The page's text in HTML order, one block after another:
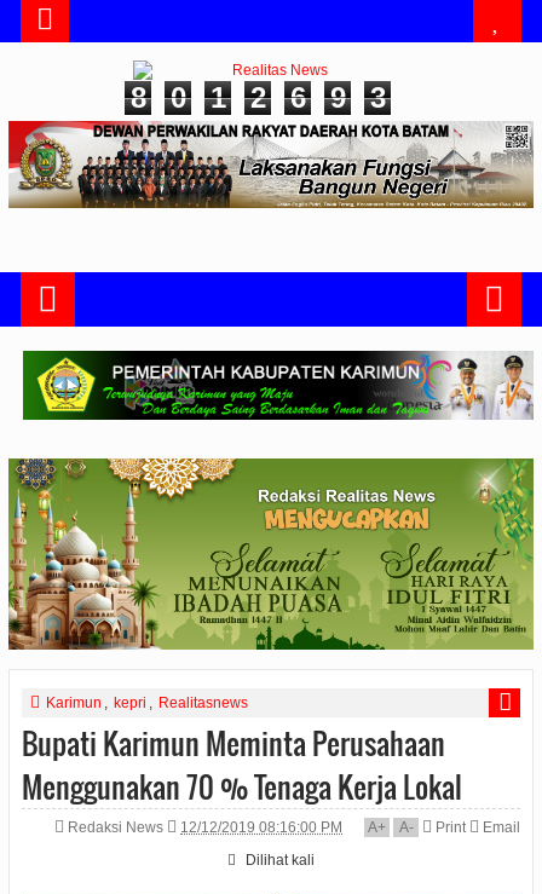
8 0 1 2 6 9 3
Karimun kepri Realitasnews
Bupati Karimun Meminta Perusahaan
Menggunakan 70 % Tenaga Kerja Lokal
Redaksi News 12/12/2019 08:16:00 PM A+ A- Print
Email
Dilihat kali